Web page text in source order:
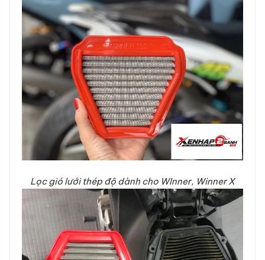
Lọc gió lưới thép độ dành cho WInner, Winner X